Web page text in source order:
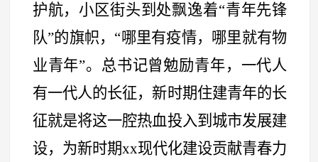
护航，小区街头到处飘逸着“青年先锋
队”的旗帜， “哪里有疫情，哪里就有物
业青年”。总书记曾勉励青年，一代人
有一代人的长征，新时期住建青年的长
征就是将这一腔热血投入到城市发展建
设，为新时期xx现代化建设贡献青春力